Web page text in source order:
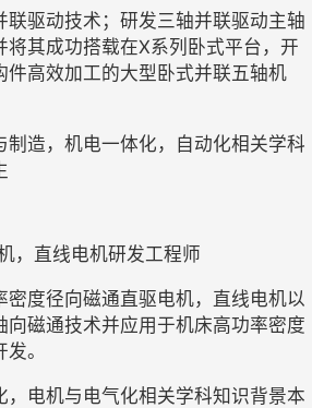
联驱动技术；研发三轴并联驱动主轴
将其成功搭载在X系列卧式平台，开
件高效加工的大型卧式并联五轴机
制造，机电一体化，自动化相关学科
，直线电机研发工程师
密度径向磁通直驱电机，直线电机以
向磁通技术并应用于机床高功率密度
。
，电机与电气化相关学科知识背景本